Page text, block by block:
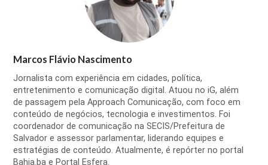
Marcos Flávio Nascimento
Jornalista com experiência em cidades, política,
entretenimento e comunicação digital. Atuou no iG, além
de passagem pela Approach Comunicação, com foco em
conteúdo de negócios, tecnologia e investimentos. Foi
coordenador de comunicação na SECIS/Prefeitura de
Salvador e assessor parlamentar, liderando equipes e
estratégias de conteúdo. Atualmente, é repórter no portal
Bahia.ba e Portal Esfera.